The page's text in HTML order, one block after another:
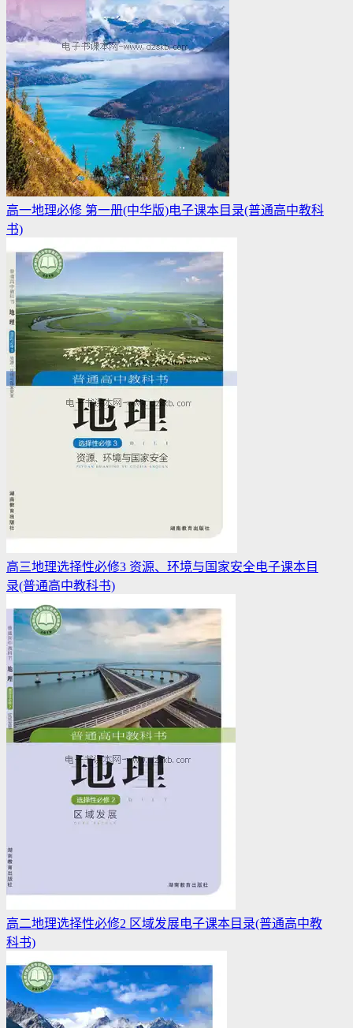
高一地理必修 第一册(中华版)电子课本目录(普通高中教科
书)
高三地理选择性必修3 资源、环境与国家安全电子课本目
录(普通高中教科书)
高二地理选择性必修2 区域发展电子课本目录(普通高中教
科书)